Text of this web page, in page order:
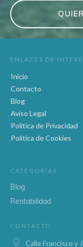
ENLACES DE
Inicio
Contacto
Blog
Aviso Legal
Politica de Privacidad
Política de Cookies
CATEGORÍAS
Blog
Rentabilidad
CONTACTO
Calle Francisco y